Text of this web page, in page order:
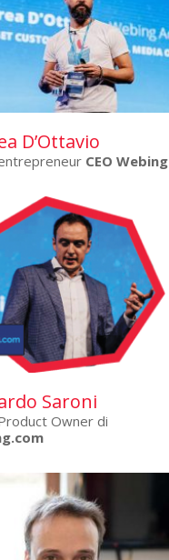
D’Ottavio
CEO Webing
Saroni
Owner di